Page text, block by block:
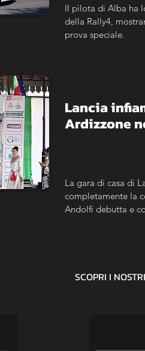
Il pilota di Alba ha
della Rally4,
prova speciale.
Lancia
Ardizzone
La gara di casa di
completamente la
Andolfi debutta e
SCOPRI I NOSTRI